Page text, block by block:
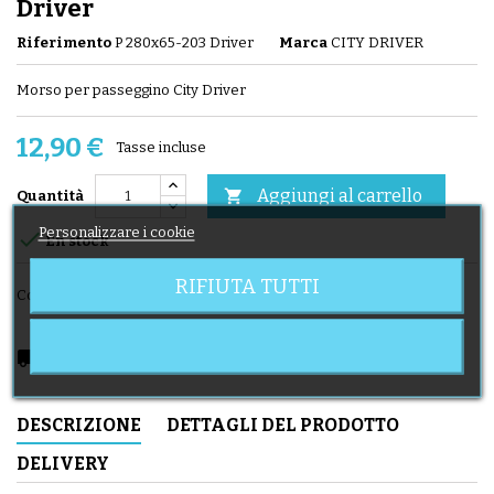
Driver
Riferimento P 280x65-203 Driver Marca CITY DRIVER
Morso per passeggino City Driver
12,90 € Tasse incluse
Quantità  Aggiungi al carrello
En stock
Condividi
local_shipping
DESCRIZIONE
DETTAGLI DEL PRODOTTO
DELIVERY
Personalizzare i cookie
RIFIUTA TUTTI